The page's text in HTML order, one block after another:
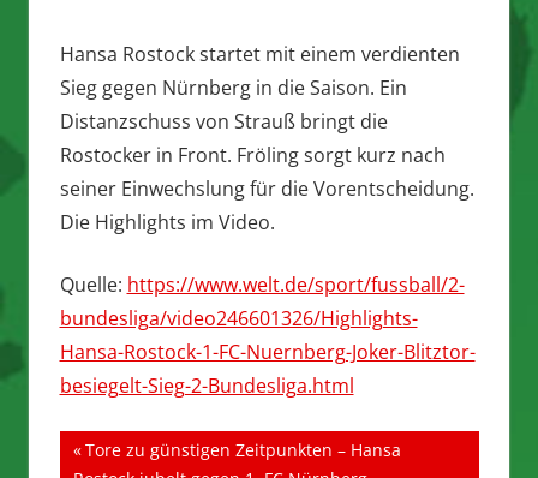
Hansa Rostock startet mit einem verdienten
Sieg gegen Nürnberg in die Saison. Ein
Distanzschuss von Strauß bringt die
Rostocker in Front. Fröling sorgt kurz nach
seiner Einwechslung für die Vorentscheidung.
Die Highlights im Video.
Quelle: https://www.welt.de/sport/fussball/2-
bundesliga/video246601326/Highlights-
Hansa-Rostock-1-FC-Nuernberg-Joker-Blitztor-
besiegelt-Sieg-2-Bundesliga.html
Beitragsnavigation
Vorheriger
Tore zu günstigen Zeitpunkten – Hansa